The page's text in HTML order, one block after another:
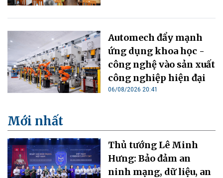
Automech đẩy mạnh
ứng dụng khoa học -
công nghệ vào sản xuất
công nghiệp hiện đại
06/08/2026 20:41
Mới nhất
Thủ tướng Lê Minh
Hưng: Bảo đảm an
ninh mạng, dữ liệu, an